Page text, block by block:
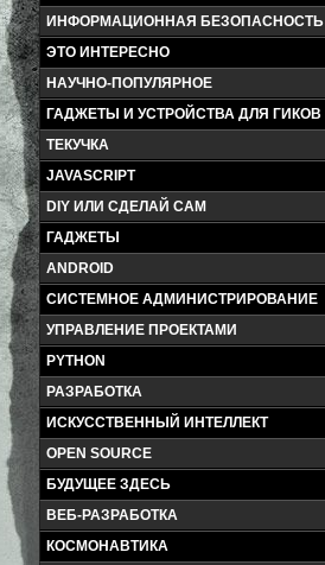
ИНФОРМАЦИОННАЯ БЕЗОПАСНОСТЬ
ЭТО ИНТЕРЕСНО
НАУЧНО-ПОПУЛЯРНОЕ
ГАДЖЕТЫ И УСТРОЙСТВА ДЛЯ ГИКОВ
ТЕКУЧКА
JAVASCRIPT
DIY ИЛИ СДЕЛАЙ САМ
ГАДЖЕТЫ
ANDROID
СИСТЕМНОЕ АДМИНИСТРИРОВАНИЕ
УПРАВЛЕНИЕ ПРОЕКТАМИ
PYTHON
РАЗРАБОТКА
ИСКУССТВЕННЫЙ ИНТЕЛЛЕКТ
OPEN SOURCE
БУДУЩЕЕ ЗДЕСЬ
ВЕБ-РАЗРАБОТКА
КОСМОНАВТИКА